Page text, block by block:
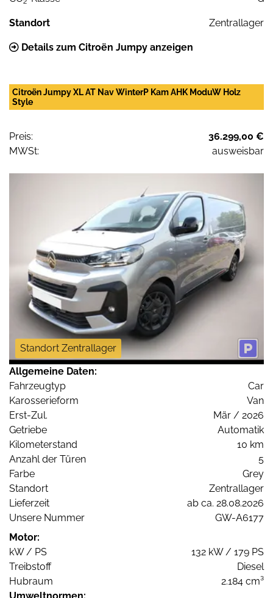
Standort Zentrallager
Details zum Citroën Jumpy anzeigen
Citroën Jumpy XL AT Nav WinterP Kam AHK ModuW Holz
Style
Preis:
36.299,00 €
MWSt:
ausweisbar
Standort Zentrallager
Allgemeine Daten:
Fahrzeugtyp
Car
Karosserieform
Van
Erst-Zul.
Mär / 2026
Getriebe
Automatik
Kilometerstand
10 km
Anzahl der Türen
5
Farbe
Grey
Standort
Zentrallager
Lieferzeit
ab ca. 28.08.2026
Unsere Nummer
GW-A6177
Motor:
kW / PS
132 kW / 179 PS
Treibstoff
Diesel
Hubraum
2.184 cm³